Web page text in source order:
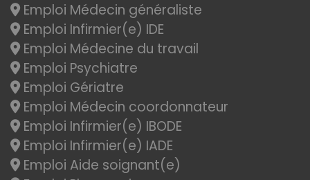
Emploi Médecin généraliste
Emploi Infirmier(e) IDE
Emploi Médecine du travail
Emploi Psychiatre
Emploi Gériatre
Emploi Médecin coordonnateur
Emploi Infirmier(e) IBODE
Emploi Infirmier(e) IADE
Emploi Aide soignant(e)